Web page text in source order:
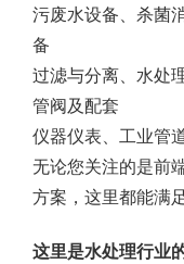
污废水设备、杀菌
备
过滤与分离、水处
管阀及配套
仪器仪表、工业管
无论您关注的是前
方案，这里都能满
这里是水处理行业